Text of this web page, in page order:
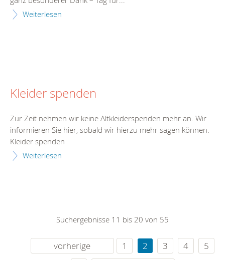
Weiterlesen
Kleider spenden
Zur Zeit nehmen wir keine Altkleiderspenden mehr an. Wir
informieren Sie hier, sobald wir hierzu mehr sagen können.
Kleider spenden
Weiterlesen
Suchergebnisse 11 bis 20 von 55
vorherige 1 2 3 4
5